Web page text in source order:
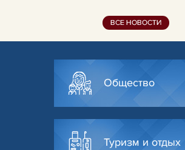
ВСЕ НОВОСТИ
Общество
Туризм и отдых